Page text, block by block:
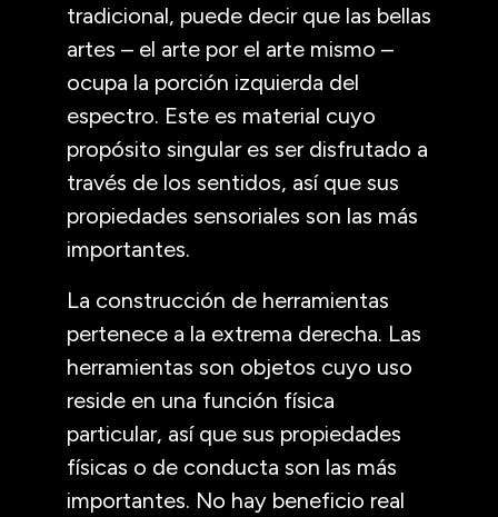
tradicional, puede decir que las bellas
artes – el arte por el arte mismo –
ocupa la porción izquierda del
espectro. Este es material cuyo
propósito singular es ser disfrutado a
través de los sentidos, así que sus
propiedades sensoriales son las más
importantes.
La construcción de herramientas
pertenece a la extrema derecha. Las
herramientas son objetos cuyo uso
reside en una función física
particular, así que sus propiedades
físicas o de conducta son las más
importantes. No hay beneficio real